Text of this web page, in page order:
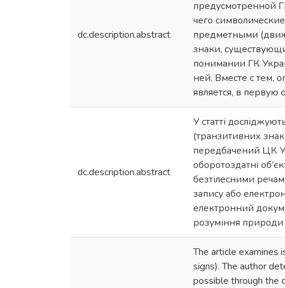
dc.description.abstract
предусмотренной
чего
предметными
знаки,
понимании ГК
ней. Вместе с тем,
является, в первую
dc.description.abstract
У статті
(транзитивних
передбачений ЦК
оборотоздатні
безтілесними
запису або
електронний
розуміння природи
The article examines
signs). The author
possible through the